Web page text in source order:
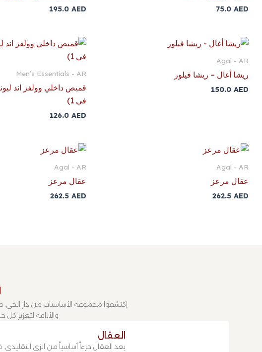
75.0AED
195.0 AED
Agal - AR
ريشا أغال – ريشا فيلور
150.0AED
Men’s Essentials - AR
في 1)
126.0 AED
Agal - AR
عقال مرعز
262.5AED
Agal - AR
عقال مرعز
262.5 AED
إكتشفوا مجموعة الأساسيات من دار
والأناقة لتعزيز كل
العقال
يعد العقال جزءاً أساسياً من الزي